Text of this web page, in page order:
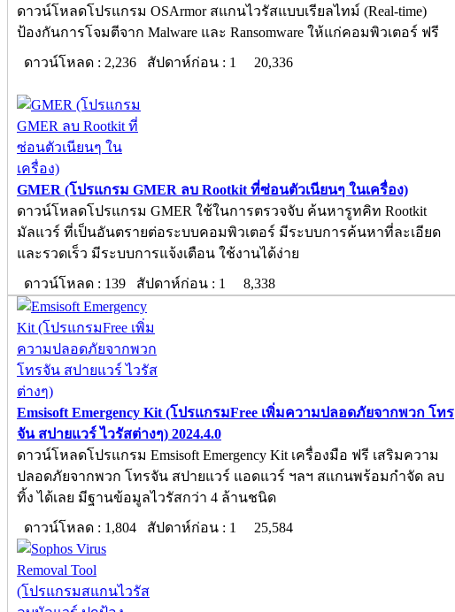
ดาวน์โหลดโปรแกรม OSArmor สแกนไวรัสแบบเรียลไทม์ (Real-time)
ป้องกันการโจมตีจาก Malware และ Ransomware ให้แก่คอมพิวเตอร์ ฟรี
ดาวน์โหลด : 2,236 สัปดาห์ก่อน : 1
20,336
GMER (โปรแกรม GMER ลบ Rootkit ที่ซ่อนตัวเนียนๆ ในเครื่อง)
ดาวน์โหลดโปรแกรม GMER ใช้ในการตรวจจับ ค้นหารูทคิท Rootkit
มัลแวร์ ที่เป็นอันตรายต่อระบบคอมพิวเตอร์ มีระบบการค้นหาที่ละเอียด
และรวดเร็ว มีระบบการแจ้งเตือน ใช้งานได้ง่าย
ดาวน์โหลด : 139 สัปดาห์ก่อน : 1
8,338
Emsisoft Emergency Kit (โปรแกรมFree เพิ่มความปลอดภัยจากพวก โทร
จัน สปายแวร์ ไวรัสต่างๆ) 2024.4.0
ดาวน์โหลดโปรแกรม Emsisoft Emergency Kit เครื่องมือ ฟรี เสริมความ
ปลอดภัยจากพวก โทรจัน สปายแวร์ แอดแวร์ ฯลฯ สแกนพร้อมกำจัด ลบ
ทิ้ง ได้เลย มีฐานข้อมูลไวรัสกว่า 4 ล้านชนิด
ดาวน์โหลด : 1,804 สัปดาห์ก่อน : 1
25,584